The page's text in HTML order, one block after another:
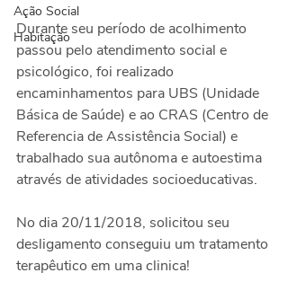
Ação Social
Habitação
Durante seu período de acolhimento
passou pelo atendimento social e
psicológico, foi realizado
encaminhamentos para UBS (Unidade
Básica de Saúde) e ao CRAS (Centro de
Referencia de Assistência Social) e
trabalhado sua autônoma e autoestima
através de atividades socioeducativas.
No dia 20/11/2018, solicitou seu
desligamento conseguiu um tratamento
terapêutico em uma clinica!